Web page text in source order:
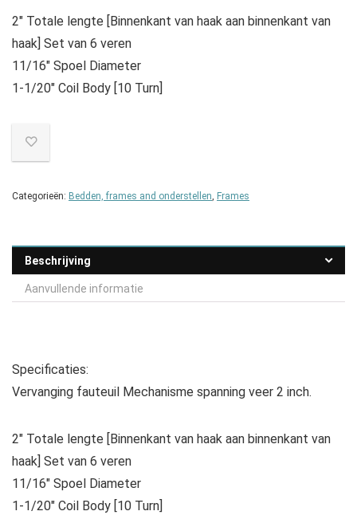
2″ Totale lengte [Binnenkant van haak aan binnenkant van
haak] Set van 6 veren
11/16″ Spoel Diameter
1-1/20″ Coil Body [10 Turn]
Categorieën: Bedden, frames and onderstellen, Frames
Beschrijving
Aanvullende informatie
Specificaties:
Vervanging fauteuil Mechanisme spanning veer 2 inch.
2″ Totale lengte [Binnenkant van haak aan binnenkant van
haak] Set van 6 veren
11/16″ Spoel Diameter
1-1/20″ Coil Body [10 Turn]